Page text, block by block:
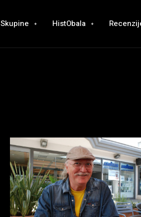
Skupine HistObala